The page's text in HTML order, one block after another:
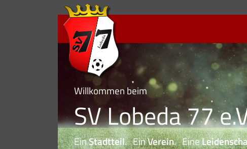
Willkommen beim
SV Lobeda 77
EinStadtteil. EinVerein. Eine